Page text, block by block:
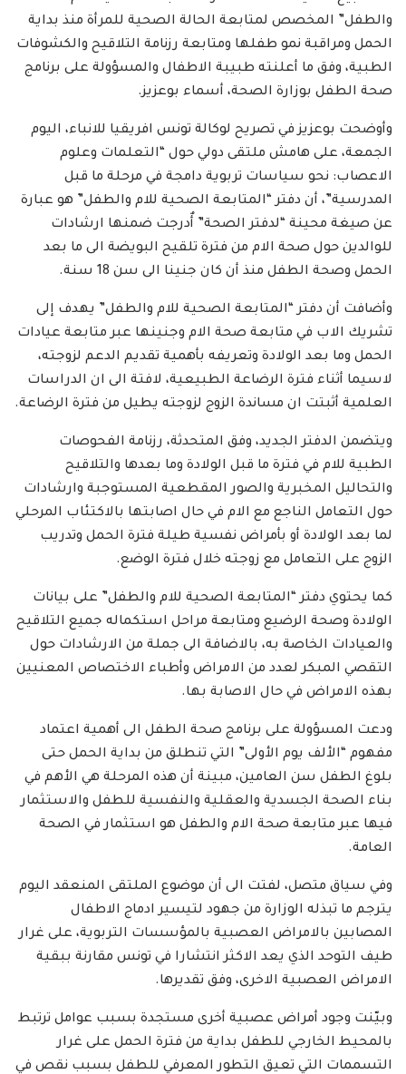
والطفل” المخصص لمتابعة الحالة الصحية للمرأة منذ بداية
الحمل ومراقبة نمو طفلها ومتابعة رزنامة التلاقيح والكشوفات
الطبية، وفق ما أعلنته طبيبة الاطفال والمسؤولة على برنامج
صحة الطفل بوزارة الصحة، أسماء بوعزيز.
وأوضحت بوعزيز في تصريح لوكالة تونس افريقيا للانباء، اليوم
الجمعة، على هامش ملتقى دولي حول “التعلمات وعلوم
الاعصاب: نحو سياسات تربوية دامجة في مرحلة ما قبل
المدرسية”، أن دفتر “المتابعة الصحية للام والطفل” هو عبارة
عن صيغة محينة “لدفتر الصحة” أٌدرجت ضمنها ارشادات
للوالدين حول صحة الام من فترة تلقيح البويضة الى ما بعد
الحمل وصحة الطفل منذ أن كان جنينا الى سن 18 سنة.
وأضافت أن دفتر “المتابعة الصحية للام والطفل” يهدف إلى
تشريك الاب في متابعة صحة الام وجنينها عبر متابعة عيادات
الحمل وما بعد الولادة وتعريفه بأهمية تقديم الدعم لزوجته،
لاسيما أثناء فترة الرضاعة الطبيعية، لافتة الى ان الدراسات
العلمية أثبتت ان مساندة الزوج لزوجته يطيل من فترة الرضاعة.
ويتضمن الدفتر الجديد، وفق المتحدثة، رزنامة الفحوصات
الطبية للام في فترة ما قبل الولادة وما بعدها والتلاقيح
والتحاليل المخبرية والصور المقطعية المستوجبة وارشادات
حول التعامل الناجع مع الام في حال اصابتها بالاكتئاب المرحلي
لما بعد الولادة أو بأمراض نفسية طيلة فترة الحمل وتدريب
الزوج على التعامل مع زوجته خلال فترة الوضع.
كما يحتوي دفتر “المتابعة الصحية للام والطفل” على بيانات
الولادة وصحة الرضيع ومتابعة مراحل استكماله جميع التلاقيح
والعيادات الخاصة به، بالاضافة الى جملة من الارشادات حول
التقصي المبكر لعدد من الامراض وأطباء الاختصاص المعنيين
بهذه الامراض في حال الاصابة بها.
ودعت المسؤولة على برنامج صحة الطفل الى أهمية اعتماد
مفهوم “الألف يوم الأولى” التي تنطلق من بداية الحمل حتى
بلوغ الطفل سن العامين، مبينة أن هذه المرحلة هي الأهم في
بناء الصحة الجسدية والعقلية والنفسية للطفل والاستثمار
فيها عبر متابعة صحة الام والطفل هو استثمار في الصحة
العامة.
وفي سياق متصل، لفتت الى أن موضوع الملتقى المنعقد اليوم
يترجم ما تبذله الوزارة من جهود لتيسير ادماج الاطفال
المصابين بالامراض العصبية بالمؤسسات التربوية، على غرار
طيف التوحد الذي يعد الاكثر انتشارا في تونس مقارنة ببقية
الامراض العصبية الاخرى، وفق تقديرها.
وبيّنت وجود أمراض عصبية أخرى مستجدة بسبب عوامل ترتبط
بالمحيط الخارجي للطفل بداية من فترة الحمل على غرار
التسممات التي تعيق التطور المعرفي للطفل بسبب نقص في